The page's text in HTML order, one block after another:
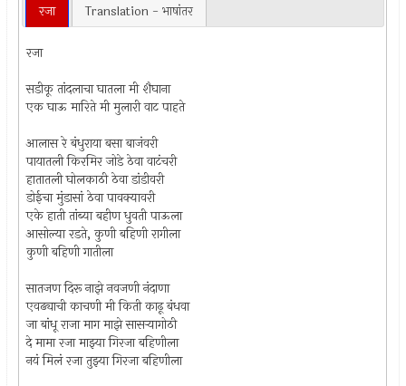
रजा Translation - भाषांतर
रजा
सडीकू तांदलाचा घातला मी शैघाना
एक घाऊ मारिते मी मुलारी वाट पाहते
आलास रे बंधुराया बसा बाजंवरी
पायातली किरमिर जोडे ठेवा वाटंचरी
हातातली घोलकाठी ठेवा डांडीवरी
डोईचा मुंडासां ठेवा पावक्यावरी
एके हाती तांब्या बहीण धुवती पाऊला
आसोल्या रडते, कुणी बहिणी रागीला
कुणी बहिणी गातीला
सातजण दिरू नाझे नवजणी नंदाणा
एवढ्याची काचणी मी किती काढू बंधवा
जा बांधू राजा माग माझे सासर्‍यागोठी
दे मामा रजा माझ्या गिरजा बहिणीला
नयं मिलं रजा तुझ्या गिरजा बहिणीला